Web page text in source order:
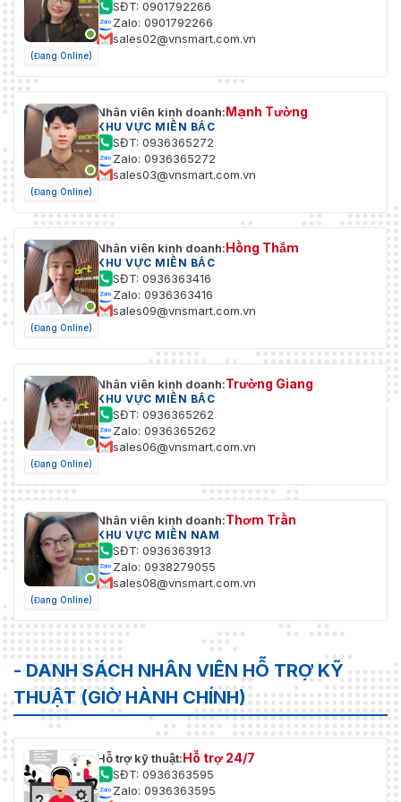
WDR 120 dB
Cân bằng
trắng
Tự động; trong nhà; ngoài trời; theo dõi; thủ
Kiểm soát
tăng
Xe hơi; thủ công
Phát hiện
chuyển
động
Đúng
Khu vực
Ổn định
hình ảnh
Điện tử (EIS)
Làm mờ
Thu
phóng kỹ
thuật số
16×
Xoay hình
ảnh
180°
tư
Tỷ lệ S/N ≥55dB
Nén âm
thanh
PCM; G.711a; G.711Mu; G.726; MPEG2-Lớp 2;
(Đang Online)
SĐT: 0901792266
Zalo: 0901792266
sales02@vnsmart.com.vn
(Đang Online)
Nhân viên kinh doanh:Mạnh Tường
KHU VỰC MIỀN BẮC
SĐT: 0936365272
Zalo: 0936365272
sales03@vnsmart.com.vn
(Đang Online)
Nhân viên kinh doanh:Hồng Thắm
KHU VỰC MIỀN BẮC
SĐT: 0936363416
Zalo: 0936363416
sales09@vnsmart.com.vn
(Đang Online)
Nhân viên kinh doanh:Trường Giang
KHU VỰC MIỀN BẮC
SĐT: 0936365262
Zalo: 0936365262
sales06@vnsmart.com.vn
(Đang Online)
Nhân viên kinh doanh:Thơm Trần
KHU VỰC MIỀN NAM
SĐT: 0936363913
Zalo: 0938279055
sales08@vnsmart.com.vn
- DANH SÁCH NHÂN VIÊN HỖ TRỢ KỸ
THUẬT (GIỜ HÀNH CHÍNH)
Hỗ trợ kỹ thuật:Hỗ trợ 24/7
SĐT: 0936363595
Zalo: 0936363595